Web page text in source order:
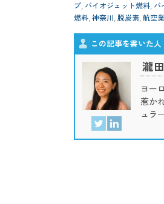
プ, バイオジェット燃料, バ
燃料, 神奈川, 脱炭素, 航空
この記事を書いた人
瀧
ヨー
惹か
ュラ